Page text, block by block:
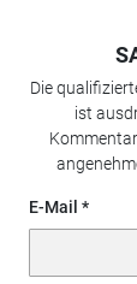
Die
ist
E-Mail